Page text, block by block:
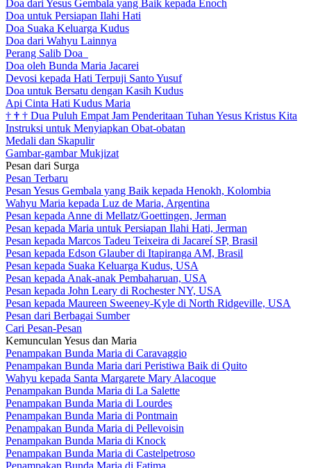
Doa dari Yesus Gembala yang Baik kepada Enoch
Doa untuk Persiapan Ilahi Hati
Doa Suaka Keluarga Kudus
Doa dari Wahyu Lainnya
Perang Salib Doa
Doa oleh Bunda Maria Jacarei
Devosi kepada Hati Terpuji Santo Yusuf
Doa untuk Bersatu dengan Kasih Kudus
Api Cinta Hati Kudus Maria
† † † Dua Puluh Empat Jam Penderitaan Tuhan Yesus Kristus Kita
Instruksi untuk Menyiapkan Obat-obatan
Medali dan Skapulir
Gambar-gambar Mukjizat
Pesan dari Surga
Pesan Terbaru
Pesan Yesus Gembala yang Baik kepada Henokh, Kolombia
Wahyu Maria kepada Luz de Maria, Argentina
Pesan kepada Anne di Mellatz/Goettingen, Jerman
Pesan kepada Maria untuk Persiapan Ilahi Hati, Jerman
Pesan kepada Marcos Tadeu Teixeira di Jacareí SP, Brasil
Pesan kepada Edson Glauber di Itapiranga AM, Brasil
Pesan kepada Suaka Keluarga Kudus, USA
Pesan kepada Anak-anak Pembaharuan, USA
Pesan kepada John Leary di Rochester NY, USA
Pesan kepada Maureen Sweeney-Kyle di North Ridgeville, USA
Pesan dari Berbagai Sumber
Cari Pesan-Pesan
Kemunculan Yesus dan Maria
Penampakan Bunda Maria di Caravaggio
Penampakan Bunda Maria dari Peristiwa Baik di Quito
Wahyu kepada Santa Margarete Mary Alacoque
Penampakan Bunda Maria di La Salette
Penampakan Bunda Maria di Lourdes
Penampakan Bunda Maria di Pontmain
Penampakan Bunda Maria di Pellevoisin
Penampakan Bunda Maria di Knock
Penampakan Bunda Maria di Castelpetroso
Penampakan Bunda Maria di Fatima